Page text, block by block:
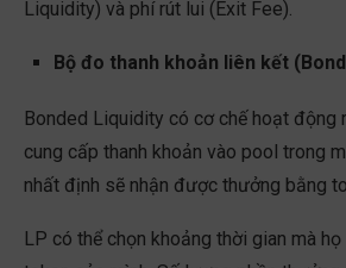
Liquidity) và phí rút lui (Exit Fee).
Bộ đo thanh khoản liên kết
Bonded Liquidity có cơ chế hoạt động
cung cấp thanh khoản vào pool trong
nhất định sẽ nhận được thưởng bằng
LP có thể chọn khoảng thời gian mà